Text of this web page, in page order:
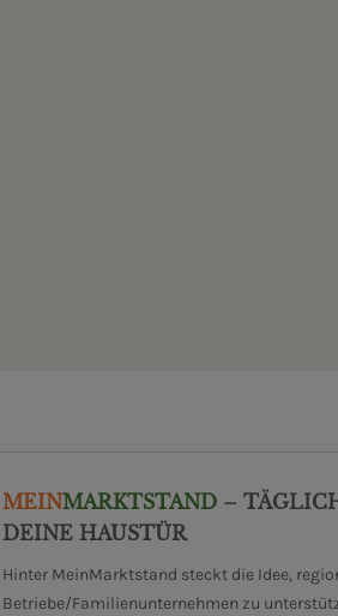
MEINMARKTSTAND –
DEINE HAUSTÜR
Hinter MeinMarktstand steckt die Idee,
Betriebe/Familienunternehmen zu